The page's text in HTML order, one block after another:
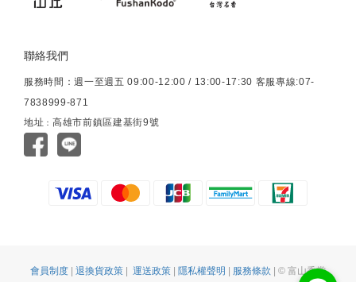
聯絡我們
服務時間：週一至週五 09:00-12:00 / 13:00-17:30 客服專線:07-
7838999-871
地址 ： 高雄市前鎮區建基街9號
會員制度 退換貨政策 運送政策 隱私權聲明 服務條款 | © 富山香堂